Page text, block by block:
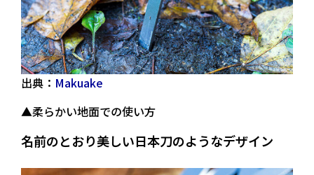
出典： Makuake
▲柔らかい地面での使い方
名前のとおり美しい日本刀のようなデザイン